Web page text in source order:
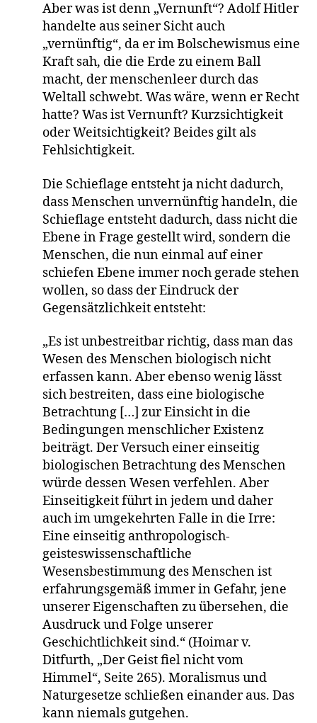
Aber was ist denn „Vernunft“? Adolf Hitler
handelte aus seiner Sicht auch
„vernünftig“, da er im Bolschewismus eine
Kraft sah, die die Erde zu einem Ball
macht, der menschenleer durch das
Weltall schwebt. Was wäre, wenn er Recht
hatte? Was ist Vernunft? Kurzsichtigkeit
oder Weitsichtigkeit? Beides gilt als
Fehlsichtigkeit.
Die Schieflage entsteht ja nicht dadurch,
dass Menschen unvernünftig handeln, die
Schieflage entsteht dadurch, dass nicht die
Ebene in Frage gestellt wird, sondern die
Menschen, die nun einmal auf einer
schiefen Ebene immer noch gerade stehen
wollen, so dass der Eindruck der
Gegensätzlichkeit entsteht:
„Es ist unbestreitbar richtig, dass man das
Wesen des Menschen biologisch nicht
erfassen kann. Aber ebenso wenig lässt
sich bestreiten, dass eine biologische
Betrachtung […] zur Einsicht in die
Bedingungen menschlicher Existenz
beiträgt. Der Versuch einer einseitig
biologischen Betrachtung des Menschen
würde dessen Wesen verfehlen. Aber
Einseitigkeit führt in jedem und daher
auch im umgekehrten Falle in die Irre:
Eine einseitig anthropologisch-
geisteswissenschaftliche
Wesensbestimmung des Menschen ist
erfahrungsgemäß immer in Gefahr, jene
unserer Eigenschaften zu übersehen, die
Ausdruck und Folge unserer
Geschichtlichkeit sind.“ (Hoimar v.
Ditfurth, „Der Geist fiel nicht vom
Himmel“, Seite 265). Moralismus und
Naturgesetze schließen einander aus. Das
kann niemals gutgehen.